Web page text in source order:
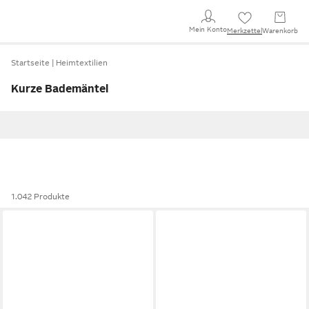
Mein KontoMerkzettel Warenkorb
Startseite Heimtextilien
Kurze Bademäntel
1.042 Produkte